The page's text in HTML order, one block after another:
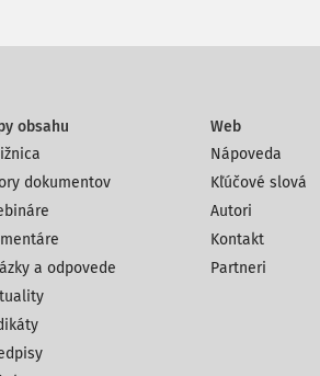
obsahu
dokumentov
a odpovede
Web
Nápoveda
Kľúčové slová
Autori
Kontakt
Partneri